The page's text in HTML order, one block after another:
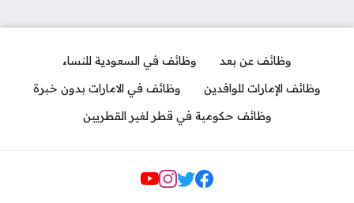
وظائف عن بعد
وظائف في السعودية للنساء
وظائف الإمارات للوافدين
وظائف في الامارات بدون خبرة
وظائف حكومية في قطر لغير القطريين
مواقع التواصل